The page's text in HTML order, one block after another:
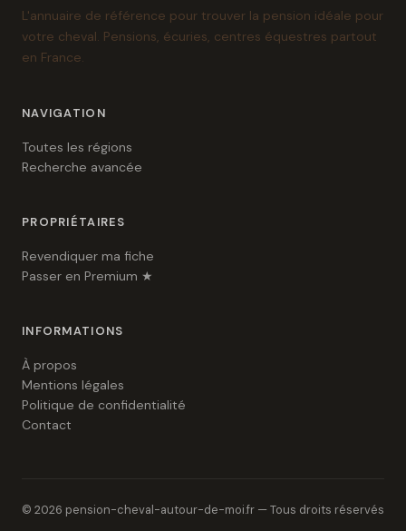
L'annuaire de référence pour trouver la pension idéale pour
votre cheval. Pensions, écuries, centres équestres partout
en France.
NAVIGATION
Toutes les régions
Recherche avancée
PROPRIÉTAIRES
Revendiquer ma fiche
Passer en Premium ★
INFORMATIONS
À propos
Mentions légales
Politique de confidentialité
Contact
© 2026 pension-cheval-autour-de-moi.fr — Tous droits réservés